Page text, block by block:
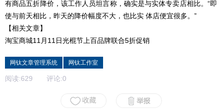
有商品五折降价，该工作人员坦言称，确实是与实体专卖店相比。“即
使与前天相比，昨天的降价幅度不大，也比实 体店便宜很多。”
【相关文章】
淘宝商城11月11日光棍节上百品牌联合5折促销
网钛文章管理系统 网钛工作室
阅读:629 评论:0